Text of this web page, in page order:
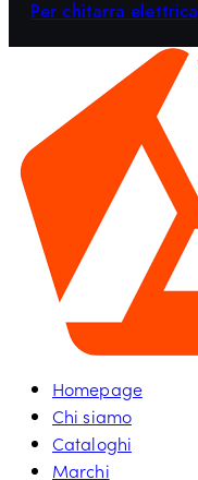
Per chitarra elettrica
Homepage
Chi siamo
Cataloghi
Marchi